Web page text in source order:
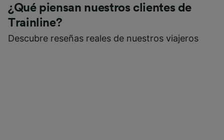
¿Qué piensan nuestros clientes de
Trainline?
Descubre reseñas reales de nuestros viajeros